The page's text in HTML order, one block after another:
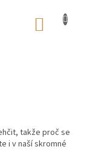
takže proč se
i v naší skromné